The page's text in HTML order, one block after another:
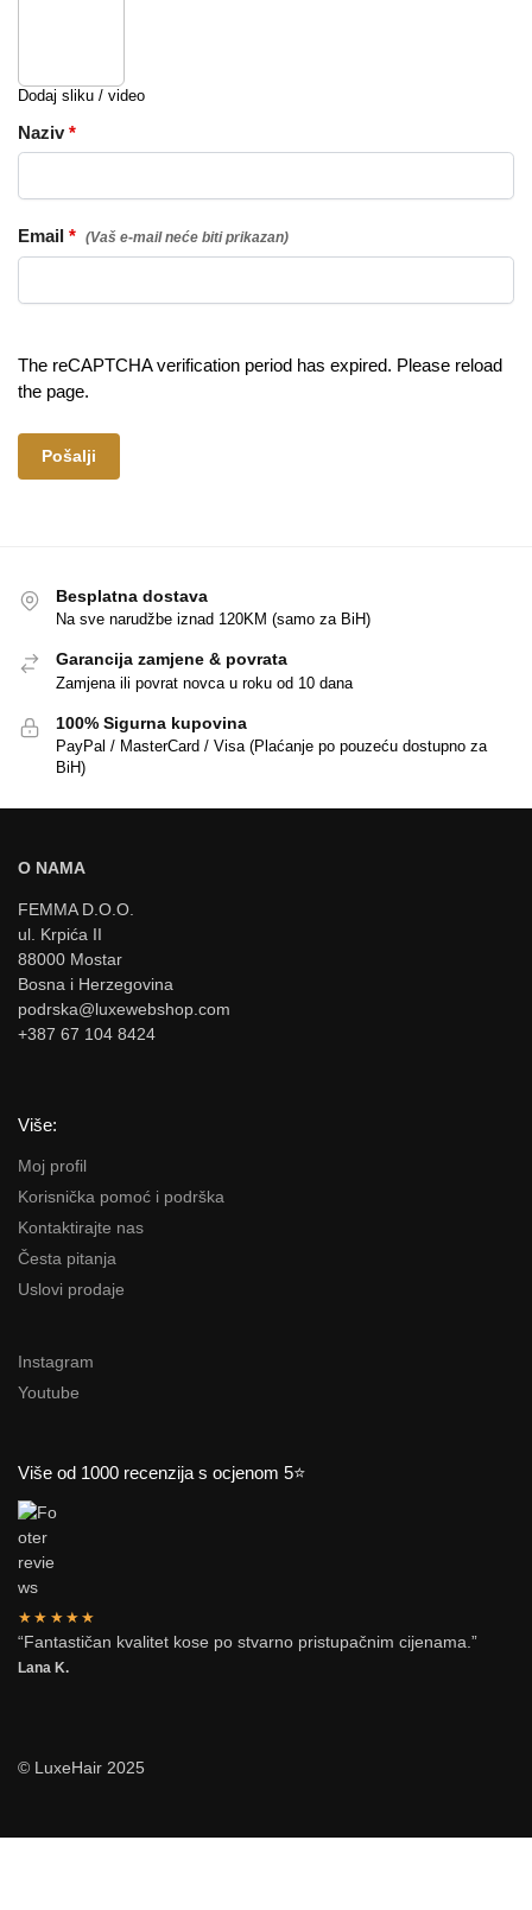
Dodaj sliku / video
Naziv*
Email *
The reCAPTCHA verification period has expired. Please reload
the page.
Besplatna dostava
Na sve narudžbe iznad 120KM (samo za BiH)
Garancija zamjene & povrata
Zamjena ili povrat novca u roku od 10 dana
100% Sigurna kupovina
PayPal / MasterCard / Visa (Plaćanje po pouzeću dostupno za
BiH)
O NAMA
FEMMA D.O.O.
ul. Krpića II
88000 Mostar
Bosna i Herzegovina
podrska@luxewebshop.com
+387 67 104 8424
Više:
Moj profil
Korisnička pomoć i podrška
Kontaktirajte nas
Česta pitanja
Uslovi prodaje
Instagram
Youtube
Više od 1000 recenzija s ocjenom 5⭐
★★★★★
“Fantastičan kvalitet kose po stvarno pristupačnim cijenama.”
Lana K.
© LuxeHair 2025